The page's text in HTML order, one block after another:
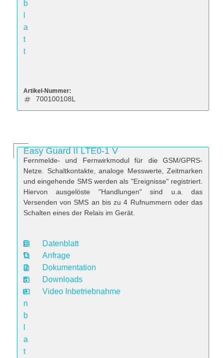
b
a
t
t
Artikel-Nummer:
700100108L
Easy Guard II LTE0-1 V
Fernmelde- und Fernwirkmodul für die GSM/GPRS-
Netze. Schaltkontakte, analoge Messwerte, Zeitmarken
und eingehende SMS werden als "Ereignisse" registriert.
Hiervon ausgelöste "Handlungen" sind u.a. das
Versenden von SMS an bis zu 4 Rufnummern oder das
Schalten eines der Relais im Gerät.
D
a
t
e
n
b
a
t
Datenblatt
Anfrage
Dokumentation
Downloads
Video Inbetriebnahme